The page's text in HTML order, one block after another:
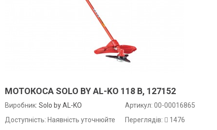
МОТОКОСА SOLO BY AL-KO 118 В, 127152
Виробник: Solo by AL-KO
Доступність: Наявність уточнюйте
Артикул: 00-00016865
Переглядів:
1476